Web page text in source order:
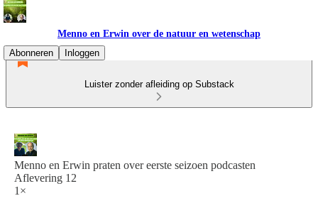
Menno en Erwin over de natuur en wetenschap
Abonneren
Inloggen
Luister zonder afleiding op Substack
Menno en Erwin praten over eerste seizoen podcasten
Aflevering 12
1×